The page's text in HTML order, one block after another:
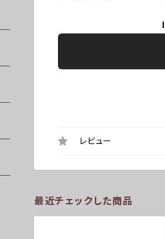
レビュー
最近チェックした商品